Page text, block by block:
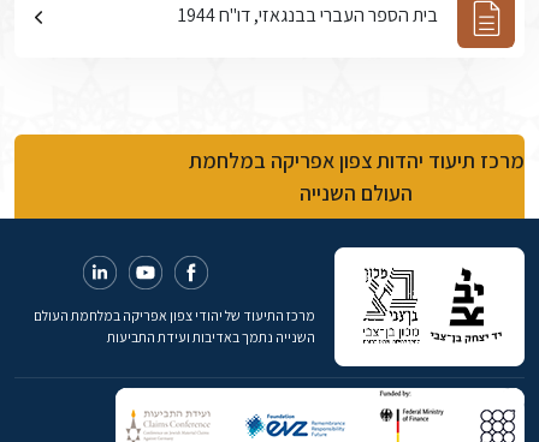
בית הספר העברי בבנגאזי, דו"ח 1944
מרכז תיעוד יהדות צפון אפריקה במלחמת
העולם השנייה
מרכז התיעוד של יהודי צפון אפריקה במלחמת העולם
השנייה נתמך באדיבות ועידת התביעות